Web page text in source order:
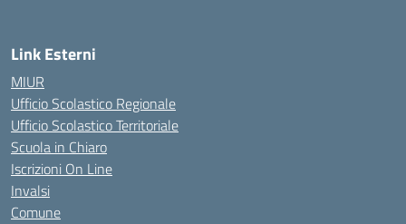
Link Esterni
MIUR
Ufficio Scolastico Regionale
Ufficio Scolastico Territoriale
Scuola in Chiaro
Iscrizioni On Line
Invalsi
Comune